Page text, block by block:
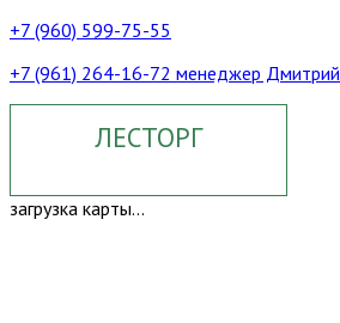
+7 (960) 599-75-55
+7 (961) 264-16-72 менеджер Дмитрий
ЛЕСТОРГ
загрузка карты...